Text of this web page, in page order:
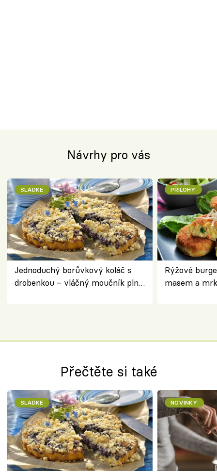
Návrhy pro vás
SLADKÉ
Jednoduchý borůvkový koláč s
drobenkou – vláčný moučník plný
PŘÍLOHY
Rýžové
masem a
Přečtěte si také
SLADKÉ NOVINKY